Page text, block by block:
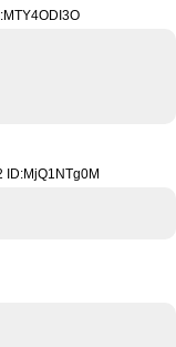
ID:MjQ1NTg0M